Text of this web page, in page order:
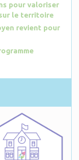
pour valoriser
le territoire
revient pour